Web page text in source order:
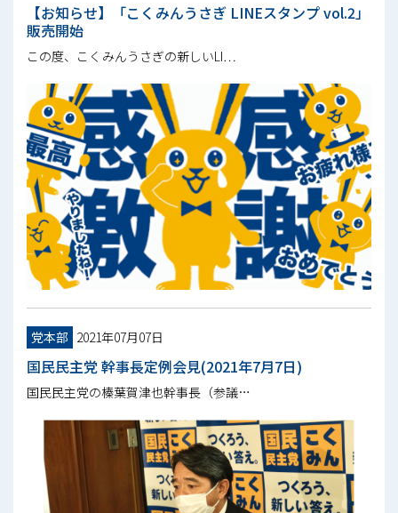
【お知らせ】「こくみんうさぎ LINEスタンプ vol.2」
販売開始
この度、こくみんうさぎの新しいLI…
党本部 2021年07月07日
国民民主党 幹事長定例会見(2021年7月7日)
国民民主党の榛葉賀津也幹事長（参議…